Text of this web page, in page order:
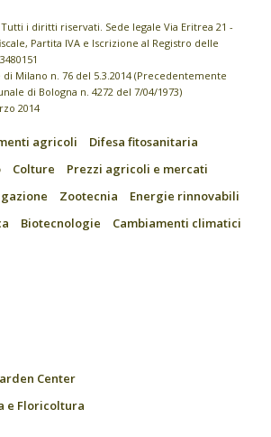
i diritti riservati. Sede legale Via Eritrea 21 -
Partita IVA e Iscrizione al Registro delle
Milano n. 76 del 5.3.2014 (Precedentemente
di Bologna n. 4272 del 7/04/1973)
2014
agricoli
Difesa fitosanitaria
Colture
Prezzi agricoli e mercati
Zootecnia
Energie rinnovabili
Biotecnologie
Cambiamenti climatici
Center
e Floricoltura